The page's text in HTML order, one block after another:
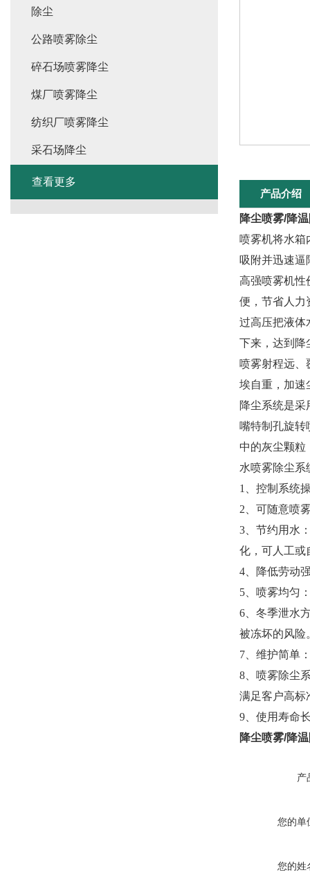
产品介绍
降尘喷雾/降
喷雾机将水箱
吸附并迅速
高强喷雾机性
便，节省人力
过高压把液体
下来，达到降
喷雾射程远、
埃自重，加速
降尘系统是
嘴特制孔旋转
中的灰尘颗粒
水喷雾除尘系
1、 控制系统
2、可随意喷
3、节约用水
化，可人工或
4、降低劳动
5、喷雾均匀
6、冬季泄水
被冻坏的风险
7、维护简单
8、喷雾除尘
满足客户高标
9、使用寿命
降尘喷雾/降
产
您的单
您的姓
除尘
公路喷雾除尘
碎石场喷雾降尘
煤厂喷雾降尘
纺织厂喷雾降尘
采石场降尘
查看更多